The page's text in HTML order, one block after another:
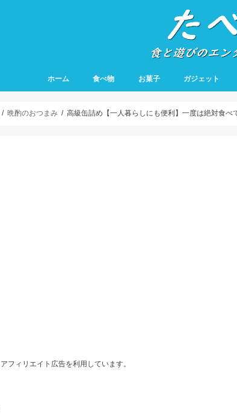
ホーム 食べ物 お菓子 ガジェット
晩酌のおつまみ 高級缶詰め【一人暮らしにも便利】一度は絶対食べ
フィリエイト広告を利用しています。